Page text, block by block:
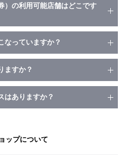
）の利用可能店舗はどこです
なっていますか？
ますか？
はありますか？
ップについて